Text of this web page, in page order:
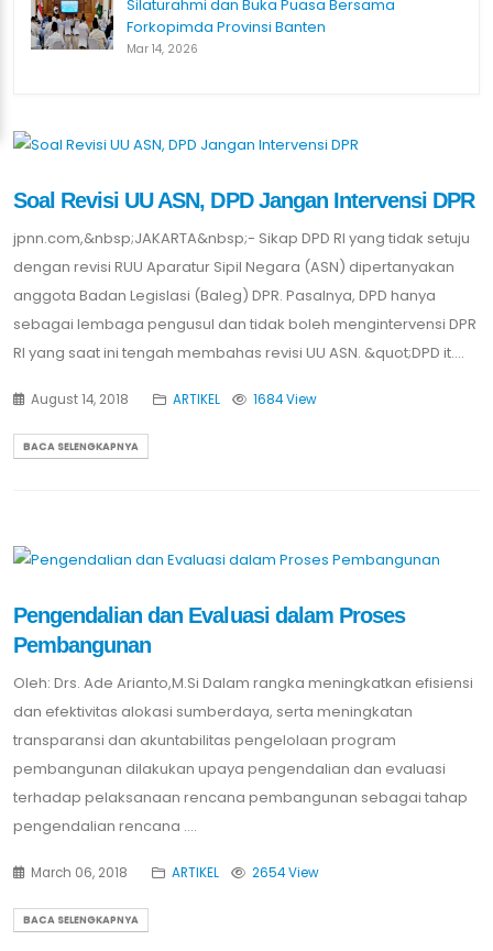
Silaturahmi dan Buka Puasa Bersama
Forkopimda Provinsi Banten
Mar 14, 2026
Soal Revisi UU ASN, DPD Jangan Intervensi DPR
jpnn.com,&nbsp;JAKARTA&nbsp;- Sikap DPD RI yang tidak setuju
dengan revisi RUU Aparatur Sipil Negara (ASN) dipertanyakan
anggota Badan Legislasi (Baleg) DPR. Pasalnya, DPD hanya
sebagai lembaga pengusul dan tidak boleh mengintervensi DPR
RI yang saat ini tengah membahas revisi UU ASN. &quot;DPD it....
August 14, 2018 ARTIKEL 1684 View
BACA SELENGKAPNYA
Pengendalian dan Evaluasi dalam Proses
Pembangunan
Oleh: Drs. Ade Arianto,M.Si Dalam rangka meningkatkan efisiensi
dan efektivitas alokasi sumberdaya, serta meningkatan
transparansi dan akuntabilitas pengelolaan program
pembangunan dilakukan upaya pengendalian dan evaluasi
terhadap pelaksanaan rencana pembangunan sebagai tahap
pengendalian rencana ....
March 06, 2018 ARTIKEL 2654 View
BACA SELENGKAPNYA